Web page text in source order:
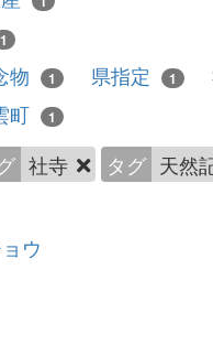
1
物 1 県指定 1
町 1
社寺 タグ 天然
ウ